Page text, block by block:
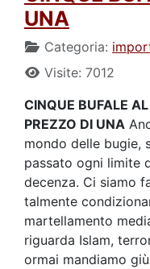
UNA
Categoria:
Visite: 7012
CINQUE BUFALE AL
PREZZO DI UNA
mondo delle bugie,
passato ogni limite
decenza. Ci siamo
talmente
martellamento
riguarda Islam,
ormai mandiamo